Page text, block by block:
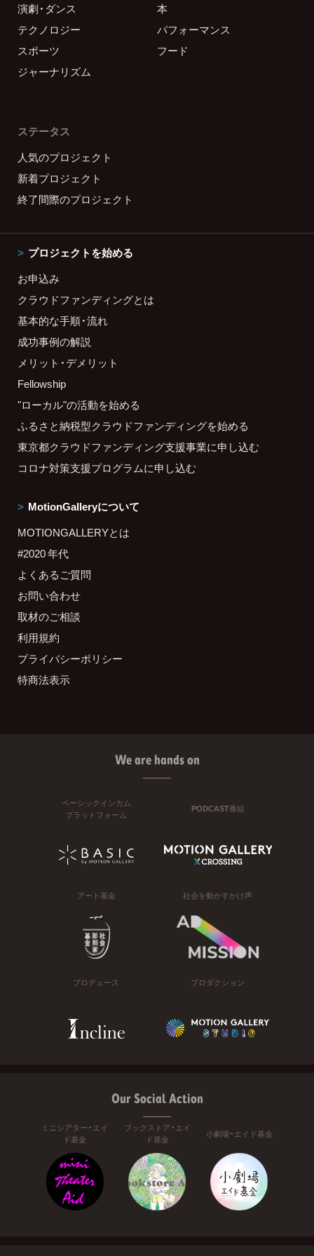
演劇・ダンス
本
テクノロジー
パフォーマンス
スポーツ
フード
ジャーナリズム
ステータス
人気のプロジェクト
新着プロジェクト
終了間際のプロジェクト
プロジェクトを始める
お申込み
クラウドファンディングとは
基本的な手順・流れ
成功事例の解説
メリット・デメリット
Fellowship
"ローカル"の活動を始める
ふるさと納税型クラウドファンディングを始める
東京都クラウドファンディング支援事業に申し込む
コロナ対策支援プログラムに申し込む
MotionGalleryについて
MOTIONGALLERYとは
#2020 年代
よくあるご質問
お問い合わせ
取材のご相談
利用規約
プライバシーポリシー
特商法表示
We are hands on
ベーシックインカム
プラットフォーム
PODCAST番組
アート基金 社会を動かすかけ声
プロデュース プロダクション
Our Social Action
ミニシアター・エイ
ド基金
ブックストア・エイ
ド基金
小劇場・エイド基金